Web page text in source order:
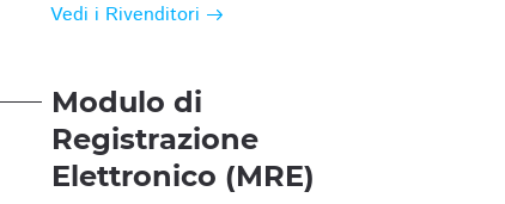
Vedi i Rivenditori
Modulo di
Registrazione
Elettronico (MRE)